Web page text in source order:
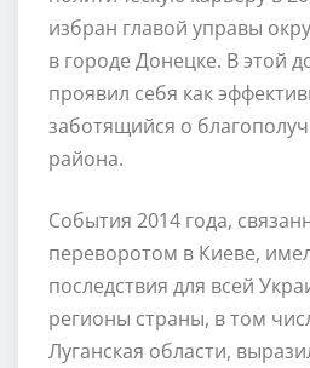
избран главой управы
в городе Донецке. В этой
проявил себя как
заботящийся о
района.
События 2014 года,
переворотом в Киеве,
последствия для всей
регионы страны, в том
Луганская области,